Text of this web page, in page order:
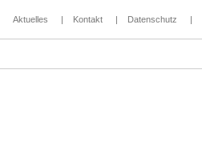
Aktuelles Kontakt Datenschutz